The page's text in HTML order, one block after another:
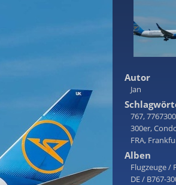
Autor
Jan
767,
300er,
FRA,
Alben
Flugzeuge/
DE/ B767-